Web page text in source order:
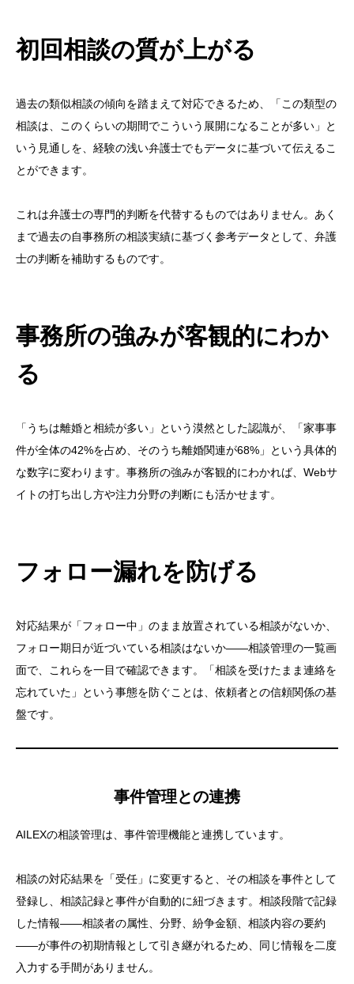
初回相談の質が上がる
過去の類似相談の傾向を踏まえて対応できるため、「この類型の
相談は、このくらいの期間でこういう展開になることが多い」と
いう見通しを、経験の浅い弁護士でもデータに基づいて伝えるこ
とができます。
これは弁護士の専門的判断を代替するものではありません。あく
まで過去の自事務所の相談実績に基づく参考データとして、弁護
士の判断を補助するものです。
事務所の強みが客観的にわか
る
「うちは離婚と相続が多い」という漠然とした認識が、「家事事
件が全体の42%を占め、そのうち離婚関連が68%」という具体的
な数字に変わります。事務所の強みが客観的にわかれば、Webサ
イトの打ち出し方や注力分野の判断にも活かせます。
フォロー漏れを防げる
対応結果が「フォロー中」のまま放置されている相談がないか、
フォロー期日が近づいている相談はないか——相談管理の一覧画
面で、これらを一目で確認できます。「相談を受けたまま連絡を
忘れていた」という事態を防ぐことは、依頼者との信頼関係の基
盤です。
事件管理との連携
AILEXの相談管理は、事件管理機能と連携しています。
相談の対応結果を「受任」に変更すると、その相談を事件として
登録し、相談記録と事件が自動的に紐づきます。相談段階で記録
した情報——相談者の属性、分野、紛争金額、相談内容の要約
——が事件の初期情報として引き継がれるため、同じ情報を二度
入力する手間がありません。